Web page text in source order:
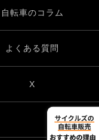
自転車のコラム
よくある質問
X